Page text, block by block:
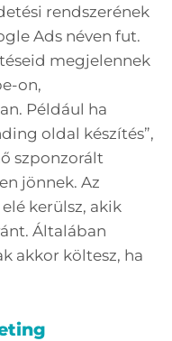
rendszerének
Ads néven fut.
megjelennek
on,
Például ha
oldal készítés”,
szponzorált
jönnek. Az
kerülsz, akik
Általában
akkor költesz, ha